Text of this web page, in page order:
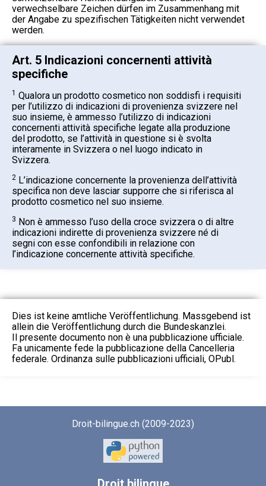
verwechselbare Zeichen dürfen im Zusammenhang mit
der Angabe zu spezifischen Tätigkeiten nicht verwendet
werden.
Art. 5 Indicazioni concernenti attività
specifiche
1 Qualora un prodotto cosmetico non soddisfi i requisiti
per l’utilizzo di indicazioni di provenienza svizzere nel
suo insieme, è ammesso l’utilizzo di indicazioni
concernenti attività specifiche legate alla produzione
del prodotto, se l’attività in questione si è svolta
interamente in Svizzera o nel luogo indicato in
Svizzera.
2 L’indicazione concernente la provenienza dell’attività
specifica non deve lasciar supporre che si riferisca al
prodotto cosmetico nel suo insieme.
3 Non è ammesso l’uso della croce svizzera o di altre
indicazioni indirette di provenienza svizzere né di
segni con esse confondibili in relazione con
l’indicazione concernente attività specifiche.
Dies ist keine amtliche Veröffentlichung. Massgebend ist
allein die Veröffentlichung durch die Bundeskanzlei.
Il presente documento non è una pubblicazione ufficiale.
Fa unicamente fede la pubblicazione della Cancelleria
federale. Ordinanza sulle pubblicazioni ufficiali, OPubl.
Droit-bilingue.ch (2009-2023)